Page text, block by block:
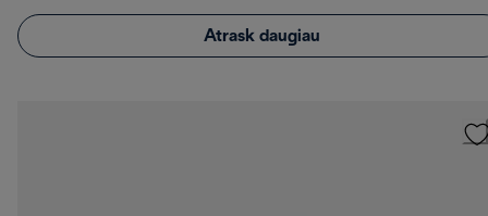
Atrask daugiau